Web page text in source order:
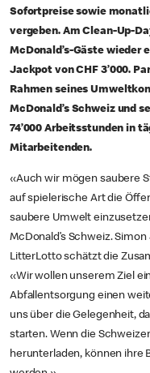
Sofortpreise sowie
vergeben. Am Clean-Up-
McDonald’s-Gäste wieder
Jackpot von CHF 3’000.
Rahmen seines
McDonald’s Schweiz und
74’000 Arbeitsstunden in
Mitarbeitenden.
«Auch wir mögen saubere
auf spielerische Art die
saubere Umwelt
McDonald’s Schweiz.
LitterLotto schätzt die
«Wir wollen unserem Ziel
Abfallentsorgung einen
uns über die Gelegenheit,
starten. Wenn die
herunterladen, können ihre